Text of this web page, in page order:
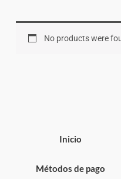
No products were
Inicio
Métodos de pago